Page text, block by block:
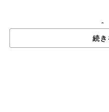
フラフープ
世
続き